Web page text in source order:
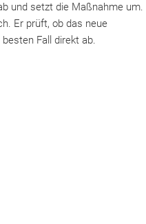
und setzt die Maßnahme um.
Er prüft, ob das neue
Fall direkt ab.